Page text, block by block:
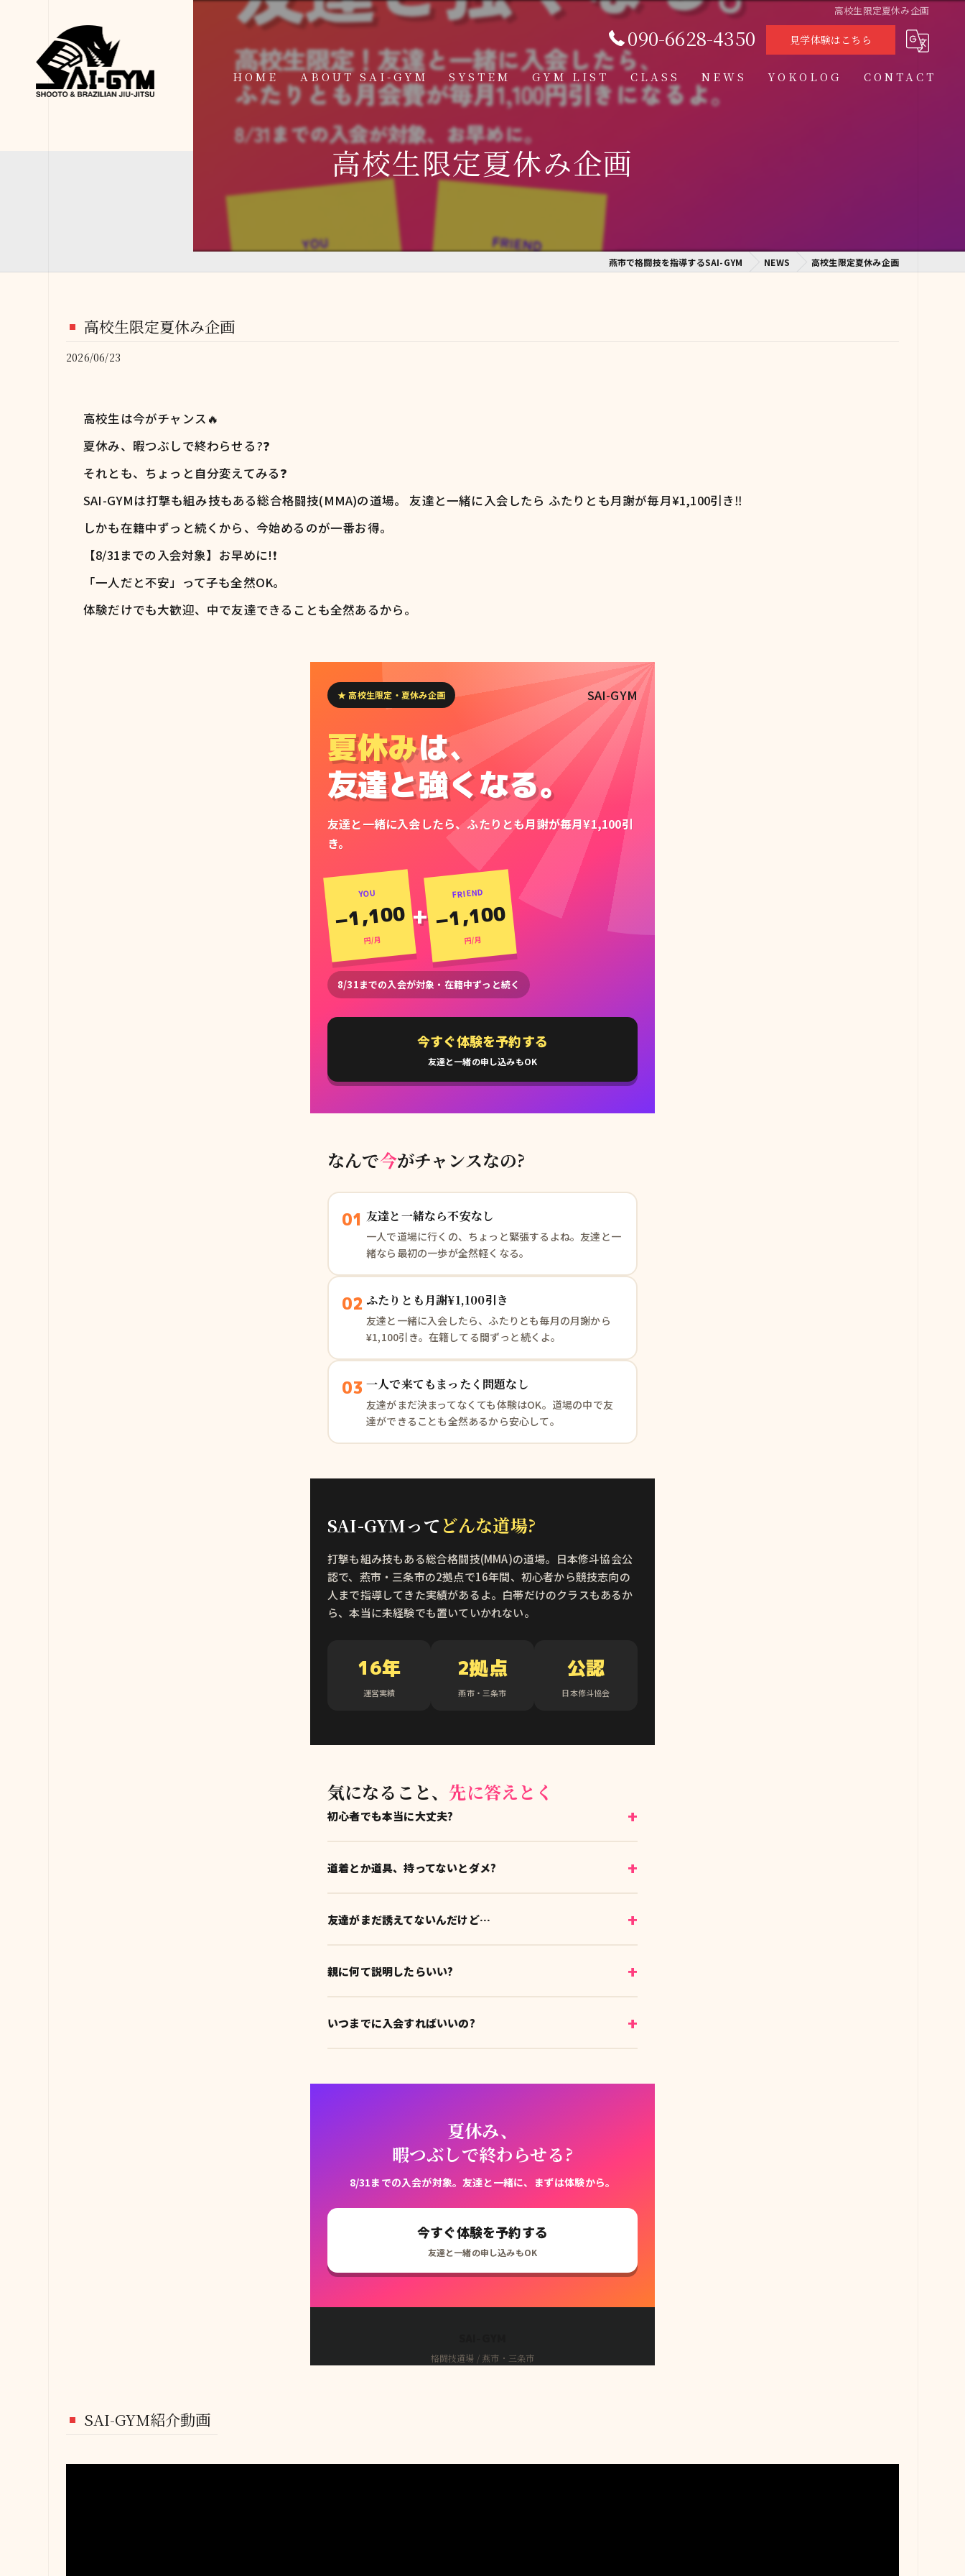
高校生限定夏休み企画
090-6628-4350 見学体験はこちら
HOME ABOUT SAI-GYM
INSTRUCTOR
FIGHTER
MEMBER VOICE
SYSTEM GYM LIST
見附道場
CLASS
通信制高校学習センター
NEWS YOKOLOG CONTACT
高校生限定夏休み企画
燕市で格闘技を指導するSAI-GYM NEWS 高校生限定夏休み企画
高校生限定夏休み企画
2026/06/23
高校生は今がチャンス🔥
夏休み、暇つぶしで終わらせる?❓
それとも、ちょっと自分変えてみる❓
SAI-GYMは打撃も組み技もある総合格闘技(MMA)の道場。 友達と一緒に入会したら ふたりとも月謝が毎月¥1,100引き‼️
しかも在籍中ずっと続くから、今始めるのが一番お得。
【8/31までの入会対象】お早めに!❗️
「一人だと不安」って子も全然OK。
体験だけでも大歓迎、中で友達できることも全然あるから。
★ 高校生限定・夏休み企画 SAI-GYM
夏休みは、
友達と強くなる。
友達と一緒に入会したら、ふたりとも月謝が毎月¥1,100引
き。
YOU
−1,100
円/月
+
FRIEND
−1,100
円/月
8/31までの入会が対象・在籍中ずっと続く
今すぐ体験を予約する
友達と一緒の申し込みもOK
なんで今がチャンスなの?
01 友達と一緒なら不安なし
一人で道場に行くの、ちょっと緊張するよね。友達と一
緒なら最初の一歩が全然軽くなる。
02 ふたりとも月謝¥1,100引き
友達と一緒に入会したら、ふたりとも毎月の月謝から
¥1,100引き。在籍してる間ずっと続くよ。
03 一人で来てもまったく問題なし
友達がまだ決まってなくても体験はOK。道場の中で友
達ができることも全然あるから安心して。
SAI-GYMってどんな道場?
打撃も組み技もある総合格闘技(MMA)の道場。日本修斗協会公
認で、燕市・三条市の2拠点で16年間、初心者から競技志向の
人まで指導してきた実績があるよ。白帯だけのクラスもあるか
ら、本当に未経験でも置いていかれない。
16年
運営実績
2拠点
燕市・三条市
公認
日本修斗協会
気になること、 先に答えとく
初心者でも本当に大丈夫? +
道着とか道具、持ってないとダメ? +
友達がまだ誘えてないんだけど… +
親に何て説明したらいい? +
いつまでに入会すればいいの? +
夏休み、
暇つぶしで終わらせる?
8/31までの入会が対象。友達と一緒に、まずは体験から。
今すぐ体験を予約する
友達と一緒の申し込みもOK
格闘技道場 / 燕市・三条市
SAI-GYM紹介動画